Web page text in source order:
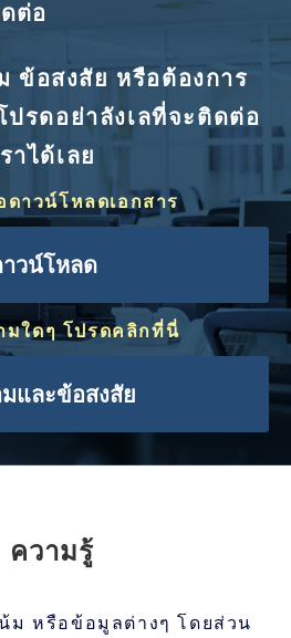
ต่อ
ข้อสงสัย หรือต้องการ
รดอย่าลังเลที่จะติดต่อ
าได้เลย
ดาวน์โหลดเอกสาร
วน์โหลด
มใดๆ โปรดคลิกที่นี่
และข้อสงสัย
ความรู้
ม หรือข้อมูลต่างๆ โดยส่วน